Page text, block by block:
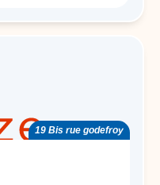
19 Bis rue godefroy